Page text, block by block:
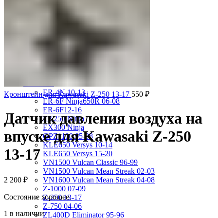
VT1100 Shadow Aero 98-02
VT400 Shadow 97-08
VT600C Shadow 01-08
VT750 Shadow A.C.E. 97-01
VTR1000F 97-06
X-4 97-03
X4 97-99
ER-4N 10-13
ER-6F Ninja650R 06-08
ER-6F12-16
EX250 Ninja
EX300 Ninja
GPZ1100 95-98
KLE650 Versys 10-14
KLE650 Versys 15-20
VN1500 Vulcan Classic 96-99
VN1500 Vulcan Mean Streak 02-03
VN1600 Vulcan Mean Streak 04-08
Z-1000 07-09
Z-250 13-17
Z-750 04-06
ZL400D Eliminator 95-96
Кронштейн для Kawasaki Z-250 13-17 550 ₽
Датчик давления воздуха на
впуске для Kawasaki Z-250
13-17
2 200 ₽
Состояние хорошее.
1 в наличии